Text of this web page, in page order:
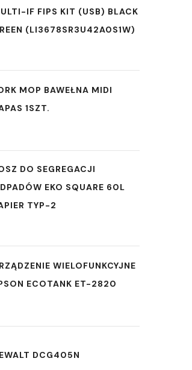
IF FIPS KIT (USB) BLACK
(LI3678SR3U42A0S1W)
MOP BAWEŁNA MIDI
1SZT.
DO SEGREGACJI
EKO SQUARE 60L
TYP-2
WIELOFUNKCYJNE
ECOTANK ET-2820
DCG405N